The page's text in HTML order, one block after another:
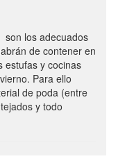
los adecuados
de contener en
estufas y cocinas
Para ello
de poda (entre
y todo